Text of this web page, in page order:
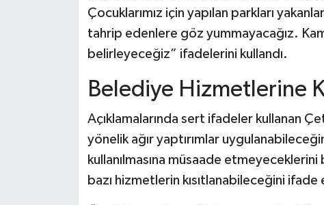
Çocuklarımız için yapılan parkları
tahrip edenlere göz yummayacağız.
belirleyeceğiz” ifadelerini kullandı.
Belediye Hizmetlerine
Açıklamalarında sert ifadeler kullanan
yönelik ağır yaptırımlar
kullanılmasına müsaade
bazı hizmetlerin kısıtlanabileceğini